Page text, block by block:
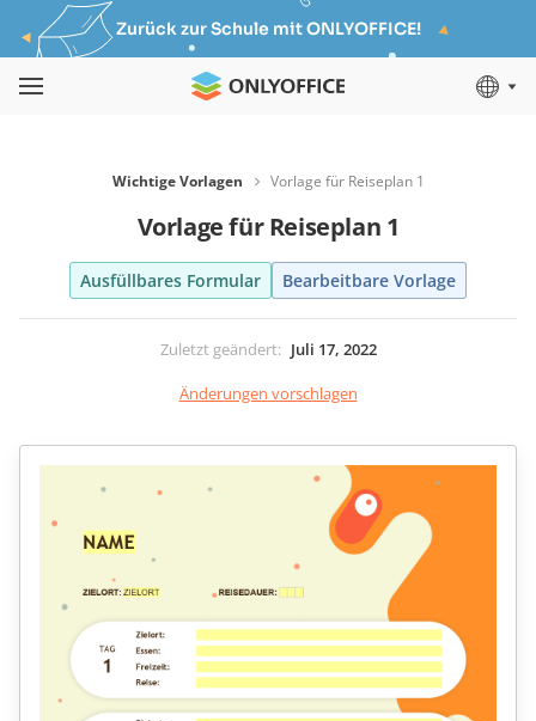
Zurück zur Schule mit ONLYOFFICE!
Wichtige Vorlagen Vorlage für Reiseplan 1
Vorlage für Reiseplan 1
Ausfüllbares Formular Bearbeitbare Vorlage
Zuletzt geändert: Juli 17, 2022
Änderungen vorschlagen